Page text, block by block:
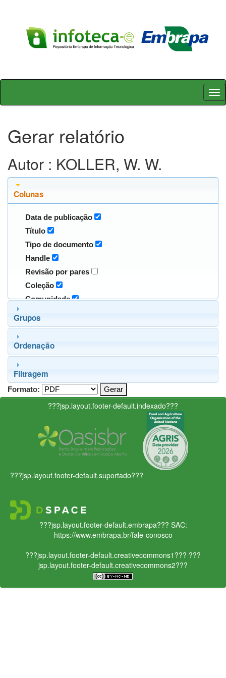
Skip
Gerar relatório
Autor : KOLLER, W. W.
Colunas
Data de publicação
Título
Tipo de documento
Handle
Revisão por pares
Coleção
Comunidade
Grupos
Ordenação
Filtragem
Formato:
???jsp.layout.footer-default.indexado???
???jsp.layout.footer-default.suportado???
???jsp.layout.footer-default.embrapa??? SAC:
https://www.embrapa.br/fale-conosco
???jsp.layout.footer-default.creativecommons1??? ???
jsp.layout.footer-default.creativecommons2???